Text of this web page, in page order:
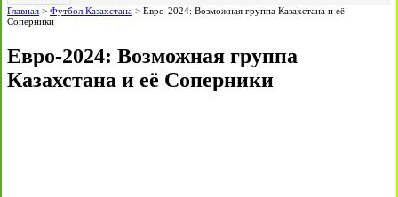
Главная > Футбол Казахстана > Евро-2024: Возможная группа Казахстана и её
Соперники
Евро-2024: Возможная группа
Казахстана и её Соперники